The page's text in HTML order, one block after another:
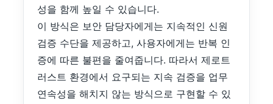
성을 함께 높일 수 있습니다.
이 방식은 보안 담당자에게는 지속적인 신원
검증 수단을 제공하고, 사용자에게는 반복 인
증에 따른 불편을 줄여줍니다. 따라서 제로트
러스트 환경에서 요구되는 지속 검증을 업무
연속성을 해치지 않는 방식으로 구현할 수 있